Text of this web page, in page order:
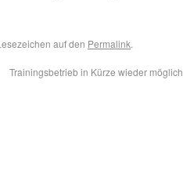
auf den Permalink.
Trainingsbetrieb in Kürze wieder möglich